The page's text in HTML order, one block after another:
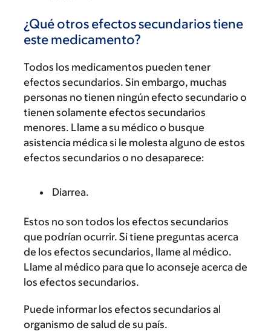
¿Qué otros efectos secundarios tiene
este medicamento?
Todos los medicamentos pueden tener
efectos secundarios. Sin embargo, muchas
personas no tienen ningún efecto secundario o
tienen solamente efectos secundarios
menores. Llame a su médico o busque
asistencia médica si le molesta alguno de estos
efectos secundarios o no desaparece:
Diarrea.
Estos no son todos los efectos secundarios
que podrían ocurrir. Si tiene preguntas acerca
de los efectos secundarios, llame al médico.
Llame al médico para que lo aconseje acerca de
los efectos secundarios.
Puede informar los efectos secundarios al
organismo de salud de su país.